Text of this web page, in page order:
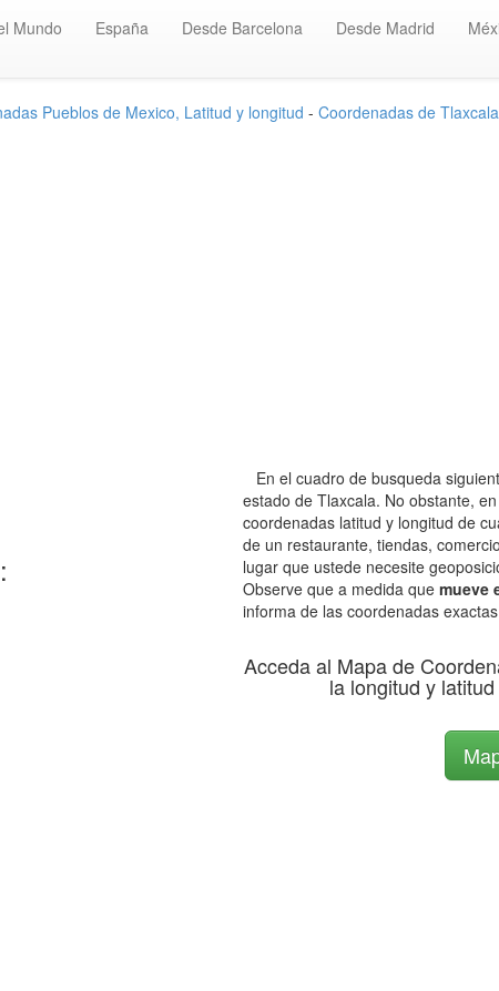
Mundo España Desde Barcelona Desde Madrid
Pueblos de Mexico, Latitud y longitud - Coordenadas de Tlaxcala
En el cuadro de busqueda
estado de Tlaxcala. No obstante,
coordenadas latitud y longitud de
de un restaurante, tiendas,
lugar que ustede necesite
Observe que a medida que mueve
informa de las coordenadas
Acceda al Mapa de
la longitud y